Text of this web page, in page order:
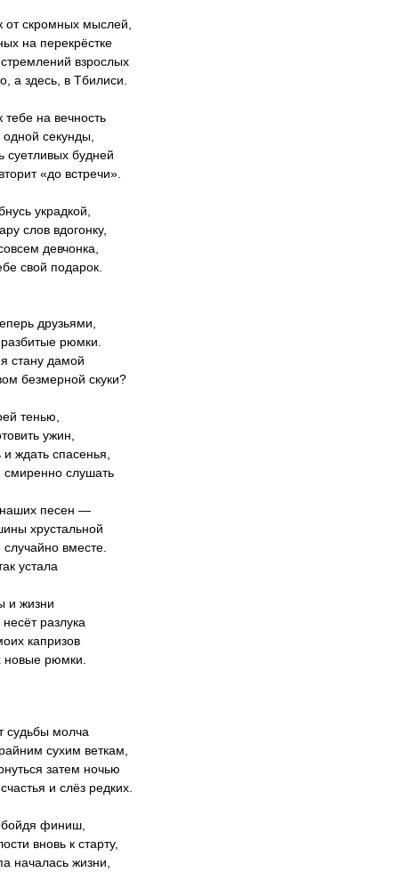
от скромных мыслей,
на перекрёстке
взрослых
а здесь, в Тбилиси.
тебе на вечность
секунды,
суетливых будней
«до встречи».
украдкой,
слов вдогонку,
девчонка,
свой подарок.
друзьями,
рюмки.
стану дамой
безмерной скуки?
тенью,
ужин,
и ждать спасенья,
слушать
песен —
хрустальной
вместе.
устала
и жизни
разлука
капризов
рюмки.
судьбы молча
сухим веткам,
затем ночью
и слёз редких.
финиш,
вновь к старту,
началась жизни,